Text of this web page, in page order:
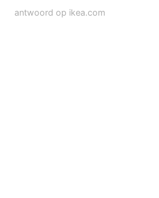
antwoord op ikea.com